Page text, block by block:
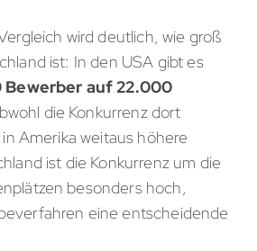
wird deutlich, wie groß
ist: In den USA gibt es
auf 22.000
die Konkurrenz dort
Amerika weitaus höhere
ist die Konkurrenz um die
besonders hoch,
eine entscheidende